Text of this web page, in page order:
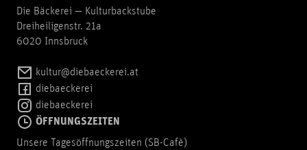
Die Bäckerei — Kulturbackstube
Dreiheiligenstr. 21a
6020 Innsbruck
kultur@diebaeckerei.at
diebaeckerei
diebaeckerei
ÖFFNUNGSZEITEN
Unsere Tagesöffnungszeiten (SB-Cafè)